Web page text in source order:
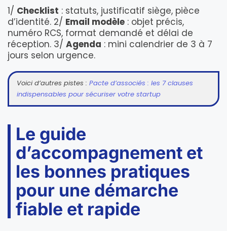
1/ Checklist : statuts, justificatif siège, pièce
d’identité. 2/ Email modèle : objet précis,
numéro RCS, format demandé et délai de
réception. 3/ Agenda : mini calendrier de 3 à 7
jours selon urgence.
Voici d’autres pistes : Pacte d’associés : les 7 clauses
indispensables pour sécuriser votre startup
Le guide
d’accompagnement et
les bonnes pratiques
pour une démarche
fiable et rapide